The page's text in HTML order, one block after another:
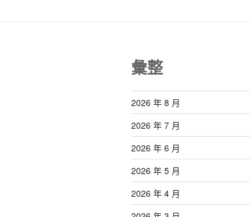
彙整
2026 年 8 月
2026 年 7 月
2026 年 6 月
2026 年 5 月
2026 年 4 月